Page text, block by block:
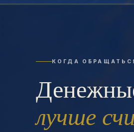
КОГДА
лучше